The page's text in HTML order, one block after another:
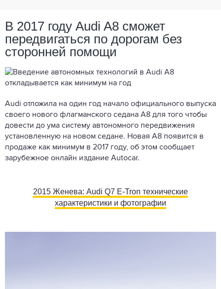
В 2017 году Audi A8 сможет
передвигаться по дорогам без
сторонней помощи
Audi отложила на один год начало официального выпуска
своего нового флагманского седана A8 для того чтобы
довести до ума систему автономного передвижения
установленную на новом седане. Новая A8 появится в
продаже как минимум в 2017 году, об этом сообщает
зарубежное онлайн издание Autocar.
2015 Женева: Audi Q7 E-Tron технические
характеристики и фотографии